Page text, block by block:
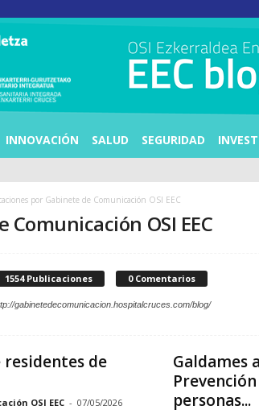
INNOVACIÓN SALUD SEGURIDAD
por Gabinete de Comunicación OSI EEC
Comunicación OSI EEC
1554 Publicaciones 0 Comentarios
gabinetedecomunicacion.hospitalcruces.com/blog/
residentes de
OSI EEC - 07/05/2026
Galdames
personas...